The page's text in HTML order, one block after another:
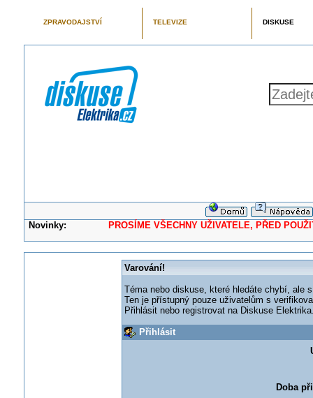
ZPRAVODAJSTVÍ TELEVIZE DISKUSE
Novinky: PROSÍME VŠECHNY UŽIVATELE, PŘED
Varování!
Téma nebo diskuse, které hledáte chybí, ale
Ten je přístupný pouze uživatelům s
Přihlásit nebo registrovat na Diskuse
Přihlásit
Doba